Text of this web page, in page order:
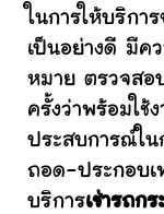
ในการให้บริกา
เป็นอย่างดี มีค
หมาย ตรวจสอ
ครั้งว่าพร้อมใช้
ประสบการณ์ใน
ถอด-ประกอบเ
บริการเช่ารถก